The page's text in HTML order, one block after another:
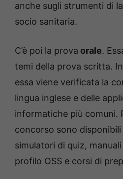
anche sugli strumenti di
socio sanitaria.
C’è poi la prova orale.
temi della prova scritta.
essa viene verificata la
lingua inglese e delle
informatiche più comuni.
concorso sono disponibili
simulatori di quiz,
profilo OSS e corsi di